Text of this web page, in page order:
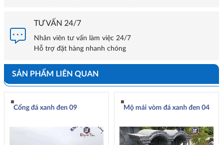
TƯ VẤN 24/7
Nhân viên tư vấn làm việc 24/7
Hỗ trợ đặt hàng nhanh chóng
SẢN PHẨM LIÊN QUAN
Cổng đá xanh đen 09 Mộ mái vòm đá xanh đen 04